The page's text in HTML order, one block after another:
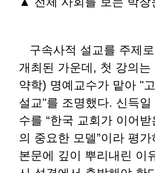
구속사적 설교를 주제
개최된 가운데, 첫 강의
약학) 명예교수가 맡아 "
설교"를 조명했다. 신득
수를 “한국 교회가 이어
의 중요한 모델”이라 평
본문에 깊이 뿌리내린 이